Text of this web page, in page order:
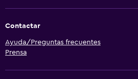
Contactar
Ayuda/Preguntas frecuentes
Prensa